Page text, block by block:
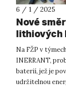
6 / 1 / 2025
Nové
lithiových
Na FŽP v
INERRANT,
baterií, jež je
udržitelnou